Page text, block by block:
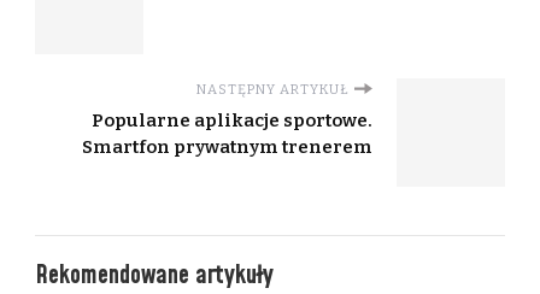
NASTĘPNY ARTYKUŁ
Popularne aplikacje sportowe.
Smartfon prywatnym trenerem
Rekomendowane artykuły